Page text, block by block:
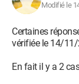
Modifié le
Certaines
vérifiée le 14/
En fait il y a 2